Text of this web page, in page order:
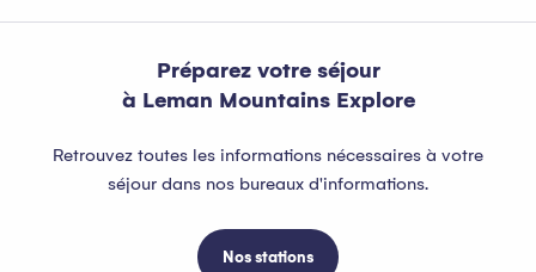
Préparez votre séjour
à Leman Mountains Explore
Retrouvez toutes les informations nécessaires à votre
séjour dans nos bureaux d'informations.
Nos stations